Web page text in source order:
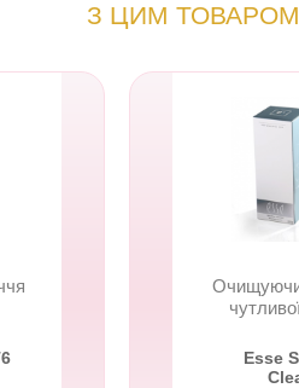
З ЦИМ
Esse